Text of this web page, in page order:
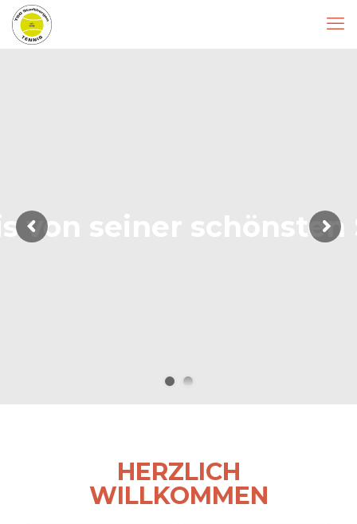
von seiner schönsten
HERZLICH
WILLKOMMEN